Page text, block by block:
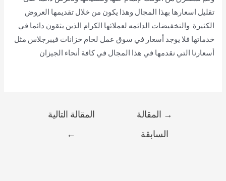
تقليل اسعارها بهذا المجال وهذا يكون من خلال تقديمها العروض
الكثيرة والتخفيضات الدائمه لعملائها الكرام الذين يثقون دائما في
خدماتها فلا يوجد أسعار في سوق عمل لحام خزانات فيبرجلاس مثل
أسعارنا التي نقدمها في هذا المجال في كافة أنحاء الجيزان
→ المقالة
السابقة
المقالة التالية
←